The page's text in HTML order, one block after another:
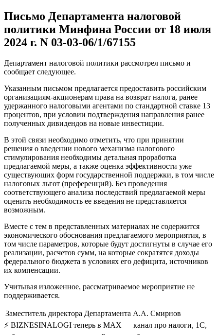
Письмо Департамента налоговой
политики Минфина России от 18 июля
2024 г. N 03-03-06/1/67155
Департамент налоговой политики рассмотрел письмо и
сообщает следующее.
Указанным письмом предлагается предоставить российским
организациям-акционерам права на возврат налога, ранее
удержанного налоговыми агентами по стандартной ставке 13
процентов, при условии подтверждения направления ранее
полученных дивидендов на новые инвестиции.
В этой связи необходимо отметить, что при принятии
решения о введении нового механизма налогового
стимулирования необходимы детальная проработка
предлагаемой меры, а также оценка эффективности уже
существующих форм государственной поддержки, в том числе
налоговых льгот (преференций). Без проведения
соответствующего анализа последствий предлагаемой меры
оценить необходимость ее введения не представляется
возможным.
Вместе с тем в представленных материалах не содержится
экономического обоснования предлагаемого мероприятия, в
том числе параметров, которые будут достигнуты в случае его
реализации, расчетов сумм, на которые сократятся доходы
федерального бюджета в условиях его дефицита, источников
их компенсации.
Учитывая изложенное, рассматриваемое мероприятие не
поддерживается.
Заместитель директора Департамента А.А. Смирнов
⚡ BIZNESINALOGI теперь в MAX — канал про налоги, 1С,